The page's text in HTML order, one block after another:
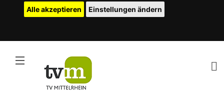
Alle akzeptieren Einstellungen ändern